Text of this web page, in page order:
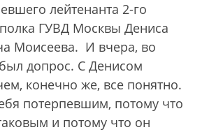
лейтенанта 2-го
ГУВД Москвы Дениса
Моисеева. И вчера, во
допрос. С Денисом
конечно же, все понятно.
потерпевшим, потому что
и потому что он